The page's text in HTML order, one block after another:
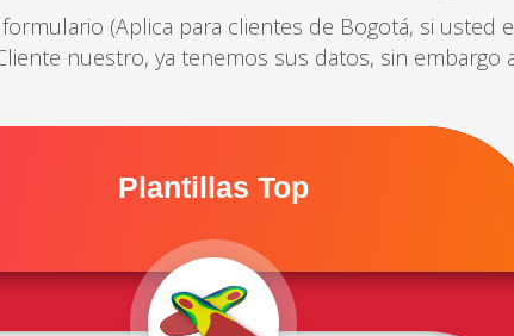
(Aplica para clientes de Bogotá, si
nuestro, ya tenemos sus datos, sin
Plantillas Top